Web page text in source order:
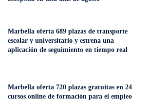
Marbella oferta 689 plazas de transporte
escolar y universitario y estrena una
aplicación de seguimiento en tiempo real
Marbella oferta 720 plazas gratuitas en 24
cursos online de formación para el empleo